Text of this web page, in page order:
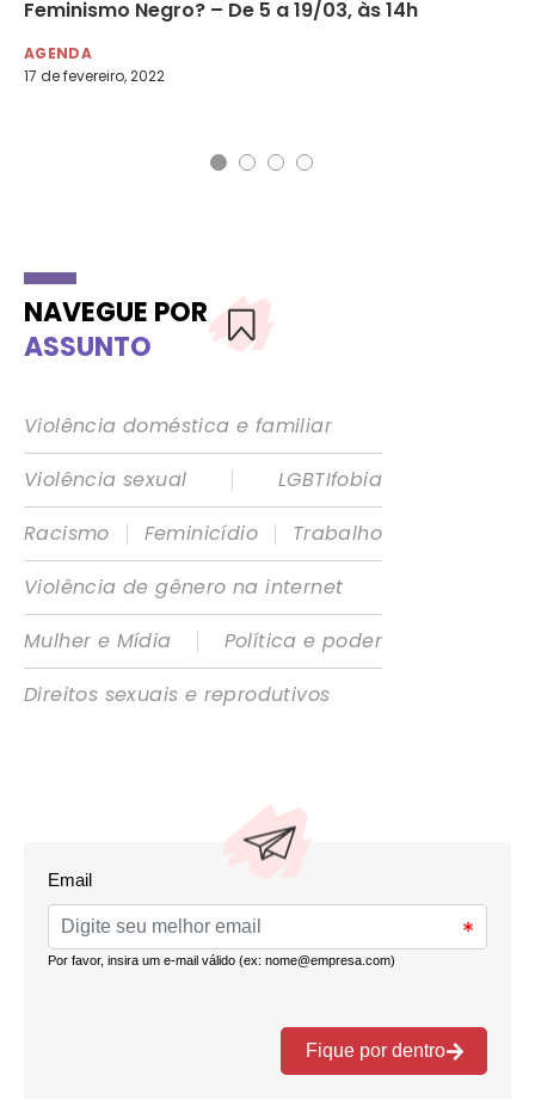
Feminismo Negro? – De 5 a 19/03, às 14h
AGENDA
17 de fevereiro, 2022
NAVEGUE POR
ASSUNTO
Violência doméstica e familiar
Violência sexual
|
LGBTIfobia
Racismo
| Feminicídio |
Trabalho
Violência de gênero na internet
Mulher e Mídia
|
Política e poder
Direitos sexuais e reprodutivos